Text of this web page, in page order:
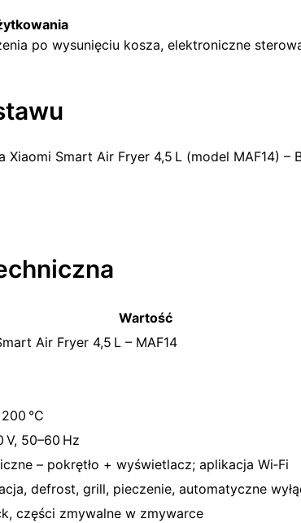
po wysunięciu kosza, elektroniczne
Smart Air Fryer 4,5 L (model MAF14) –
Wartość
Air Fryer 4,5 L – MAF14
°C
V, 50–60 Hz
– pokrętło + wyświetlacz; aplikacja Wi‑Fi
defrost, grill, pieczenie, automatyczne
części zmywalne w zmywarce